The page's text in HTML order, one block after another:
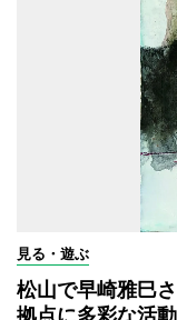
見る・遊ぶ
松山で早崎雅巳
拠点に多彩な活動